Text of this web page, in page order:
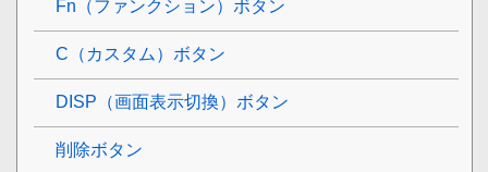
Fn（ファンクション）ボタン
C（カスタム）ボタン
DISP（画面表示切換）ボタン
削除ボタン